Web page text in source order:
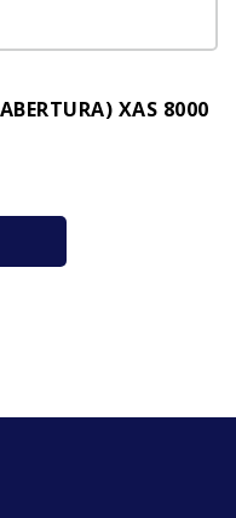
XAS 8000